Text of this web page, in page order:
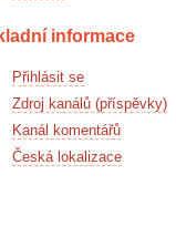
informace
Přihlásit se
Zdroj kanálů (příspěvky)
Kanál komentářů
Česká lokalizace